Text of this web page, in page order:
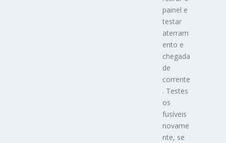
painel e
testar
aterram
ento e
chegada
de
corrente
. Testes
os
fusíveis
novame
nte, se